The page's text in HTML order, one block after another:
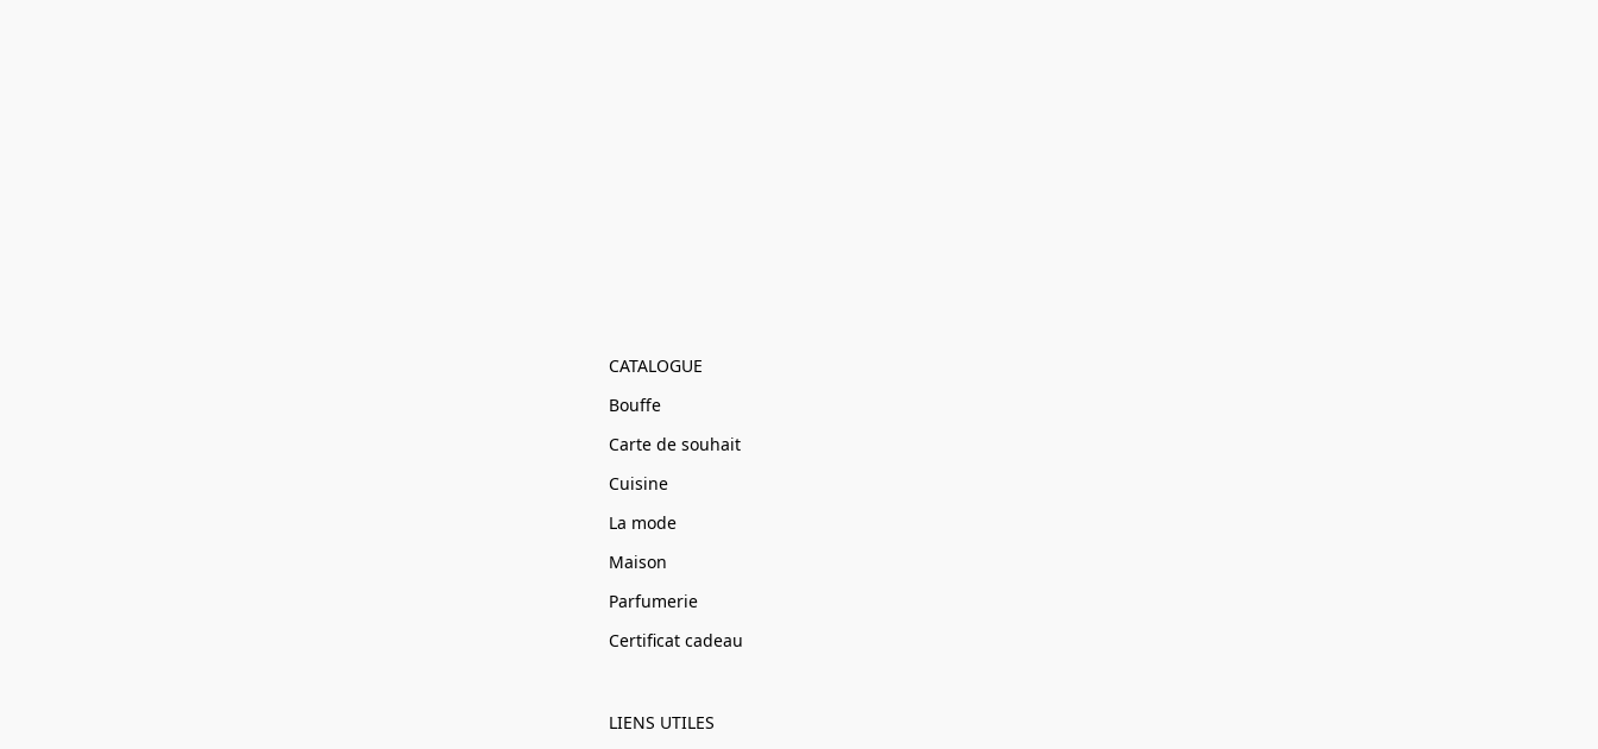
CATALOGUE
Bouffe
Carte de souhait
Cuisine
La mode
Maison
Parfumerie
Certificat cadeau
LIENS UTILES